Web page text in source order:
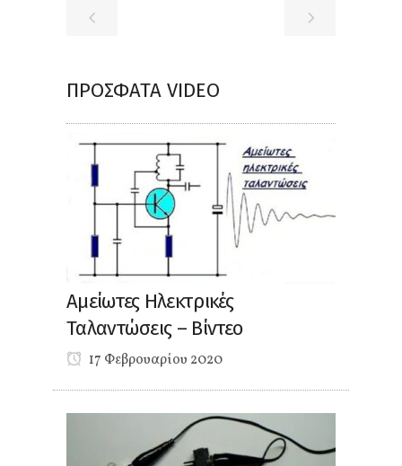
ΠΡΌΣΦΑΤΑ VIDEO
Αμείωτες Ηλεκτρικές
Ταλαντώσεις – Βίντεο
17 Φεβρουαρίου 2020